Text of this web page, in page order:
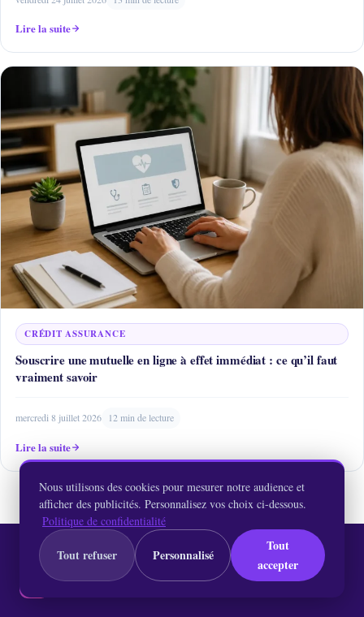
Lire la suite
CRÉDIT ASSURANCE
Souscrire une mutuelle en ligne à effet immédiat : ce qu’il faut
vraiment savoir
mercredi 8 juillet 2026 12 min de lecture
Lire la suite
MonPorteMonnaie
Nous utilisons des cookies pour mesurer notre audience et
afficher des publicités. Personnalisez vos choix ci-dessous.
Politique de confidentialité
Tout refuser Personnalisé
Tout
accepter